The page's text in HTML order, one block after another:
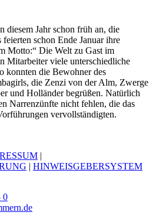
diesem Jahr schon früh an, die
schon Ende Januar ihre
Motto:“ Die Welt zu Gast im
Mitarbeiter viele unterschiedliche
konnten die Bewohner des
die Zenzi von der Alm, Zwerge
und Holländer begrüßen. Natürlich
Narrenzünfte nicht fehlen, die das
vervollständigten.
|
| HINWEISGEBERSYSTEM
0